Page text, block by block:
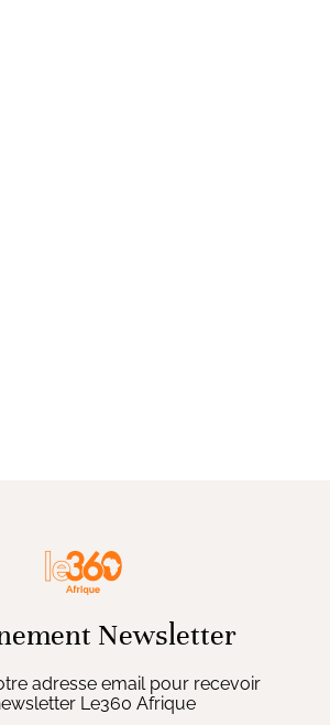
Newsletter
adresse email pour recevoir
Le360 Afrique